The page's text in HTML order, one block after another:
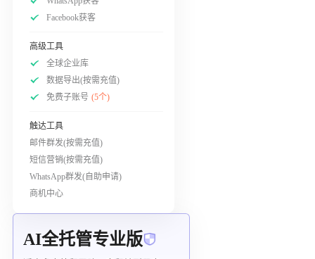
Facebook获客
高级工具
全球企业库
数据导出(按需充值)
免费子账号 (5个)
触达工具
邮件群发(按需充值)
短信营销(按需充值)
WhatsApp群发(自助申请)
商机中心
AI全托管专业版